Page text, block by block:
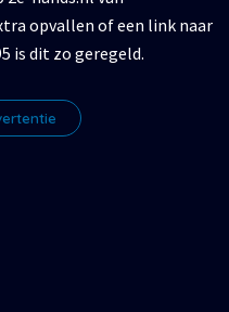
opvallen of een link naar
is dit zo geregeld.